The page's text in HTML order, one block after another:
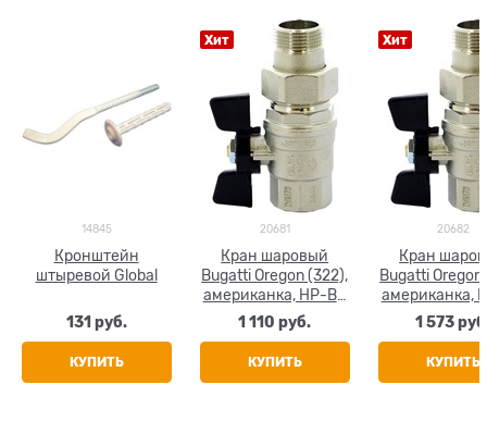
14845
Кронштейн
штыревой Global
131 руб.
КУПИТЬ
Хит
20681
Кран шаровый
Bugatti Oregon (322),
американка, НР-ВР
(бабочка) 1/2"
1 110 руб.
КУПИТЬ
Хит
20682
Кран
Bugatti Oregon
американка,
(бабочка)
1 573
КУПИТЬ